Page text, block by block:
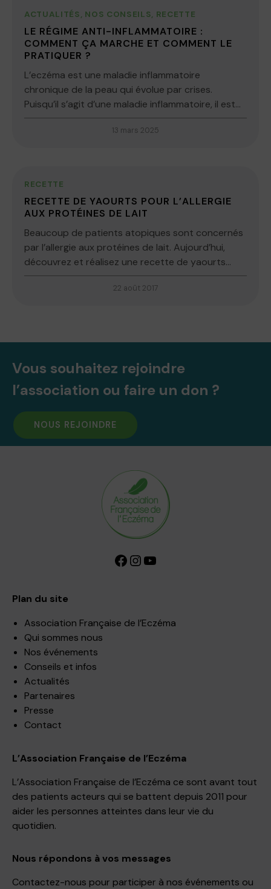
ACTUALITÉS, NOS CONSEILS, RECETTE
LE RÉGIME ANTI-INFLAMMATOIRE :
COMMENT ÇA MARCHE ET COMMENT LE
PRATIQUER ?
L’eczéma est une maladie inflammatoire
chronique de la peau qui évolue par crises.
Puisqu’il s’agit d’une maladie inflammatoire, il est...
13 mars 2025
RECETTE
RECETTE DE YAOURTS POUR L’ALLERGIE
AUX PROTÉINES DE LAIT
Beaucoup de patients atopiques sont concernés
par l’allergie aux protéines de lait. Aujourd’hui,
découvrez et réalisez une recette de yaourts...
22 août 2017
Vous souhaitez rejoindre
l’association ou faire un don ?
NOUS REJOINDRE
Facebook InstagramYouTube
Plan du site
Association Française de l’Eczéma
Qui sommes nous
Nos événements
Conseils et infos
Actualités
Partenaires
Presse
Contact
L’Association Française de l’Eczéma
L’Association Française de l’Eczéma ce sont avant tout
des patients acteurs qui se battent depuis 2011 pour
aider les personnes atteintes dans leur vie du
quotidien.
Nous répondons à vos messages
Contactez-nous pour participer à nos événements ou